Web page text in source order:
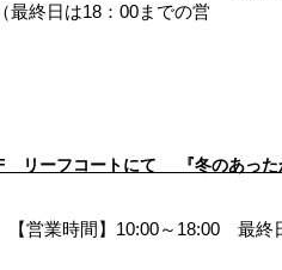
終日は18：00までの営
リーフコートにて 『冬のあった
営業時間】10:00～18:00 最終